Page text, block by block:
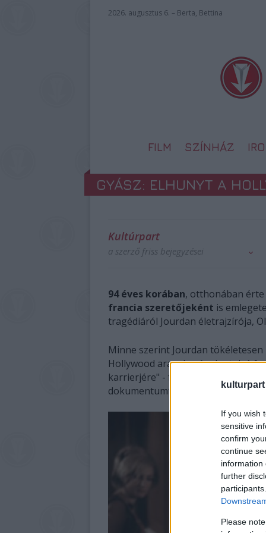
kulturpart
If you wish
sensitive
confirm
continue
information
further
Please
2026. augusztus 6. – Berta, Bettina
FILM SZÍNHÁZ
GYÁSZ: ELHUNYT A
Kultúrpart
a szerző friss bejegyzései
94 éves korában, otthonában érte
francia szeretőjeként is
tragédiáról Jourdan életrajzírója,
Minne szerint Jourdan
Hollywood aranykorának utolsó
karrierjére" - fogalmazott az író,
dokumentumfilmen dolgozik.